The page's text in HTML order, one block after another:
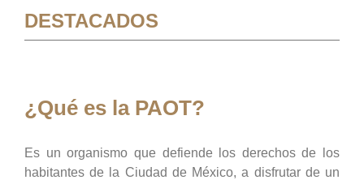
DESTACADOS
¿Qué es la PAOT?
Es un organismo que defiende los derechos de los
habitantes de la Ciudad de México, a disfrutar de un